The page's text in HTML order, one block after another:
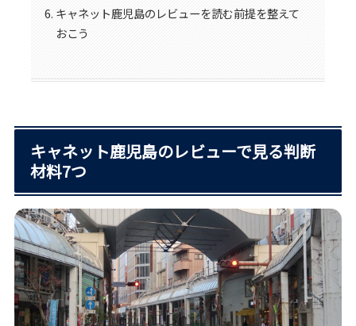
キャネット鹿児島のレビューを読む前提を整えて
おこう
キャネット鹿児島のレビューで見る判断
材料7つ